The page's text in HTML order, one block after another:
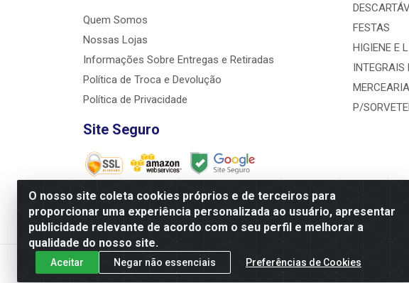
O nosso site coleta cookies próprios e de terceiros para
proporcionar uma experiência personalizada ao usuário, apresentar
publicidade relevante de acordo com o seu perfil e melhorar a
qualidade do nosso site.
Aceitar Negar não essenciais Preferências de Cookies
Quem Somos
Nossas Lojas
Informações Sobre Entregas e Retiradas
Política de Troca e Devolução
Política de Privacidade
Site Seguro
FESTAS
HIGIENE E
INTEGRAIS
MERCEARIA
P/
JRS Distribuição e Logística LTDA - Rua Antônio do Sacramento